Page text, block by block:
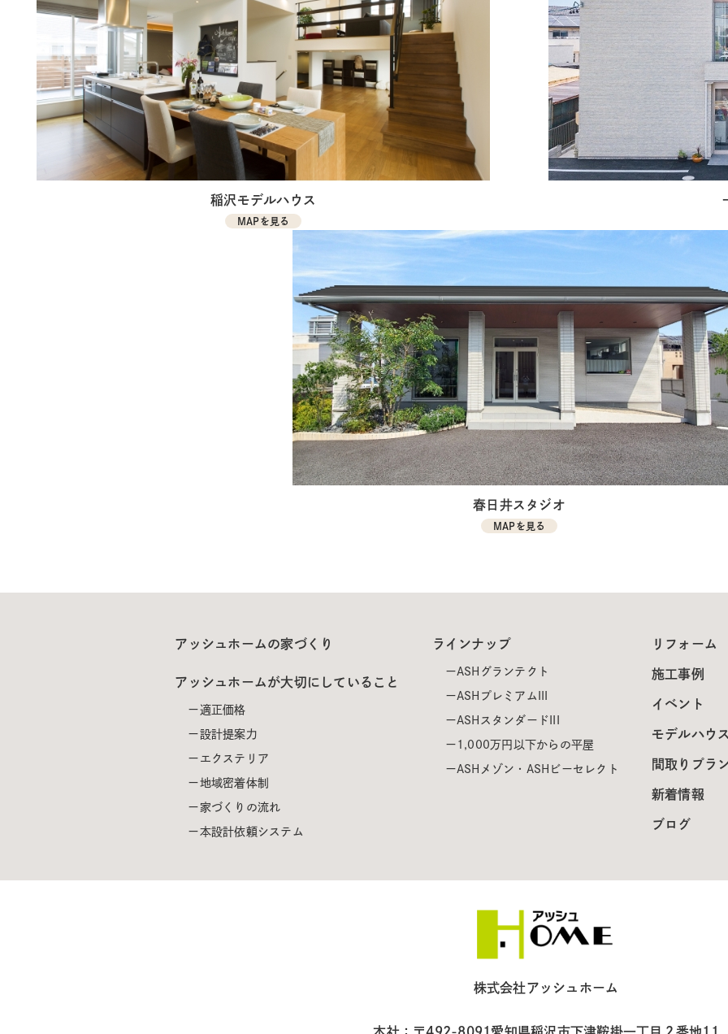
稲沢モデルハウス
MAPを見る
春日井スタジオ
MAPを見る
アッシュホームの家づくり
アッシュホームが大切にしていること
適正価格
設計提案力
エクステリア
地域密着体制
家づくりの流れ
本設計依頼システム
ラインナップ
ASHグランテクト
ASHプレミアムIII
ASHスタンダードIII
1,000万円以下からの平屋
ASHメゾン・ASHビーセレクト
リフォーム
施工事例
イベント
モデルハウ
間取りプラ
新着情報
ブログ
株式会社アッシュホーム